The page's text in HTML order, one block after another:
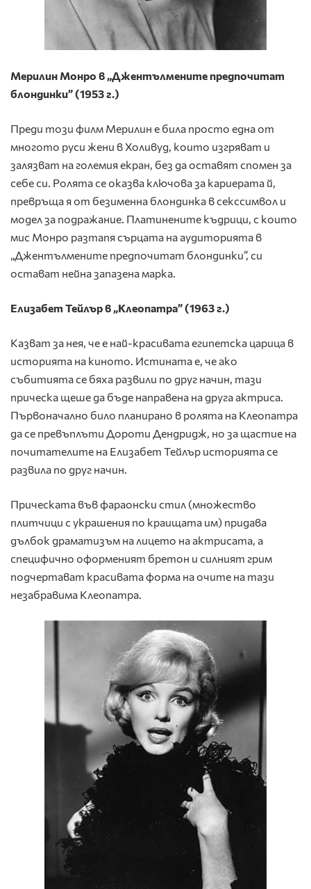
Мерилин Монро в „Джентълмените предпочитат
блондинки” (1953 г.)
Преди този филм Мерилин е била просто една от
многото руси жени в Холивуд, които изгряват и
залязват на големия екран, без да оставят спомен за
себе си. Ролята се оказва ключова за кариерата й,
превръща я от безименна блондинка в секссимвол и
модел за подражание. Платинените къдрици, с които
мис Монро разтапя сърцата на аудиторията в
„Джентълмените предпочитат блондинки”, си
остават нейна запазена марка.
Елизабет Тейлър в „Клеопатра” (1963 г.)
Казват за нея, че е най-красивата египетска царица в
историята на киното. Истината е, че ако
събитията се бяха развили по друг начин, тази
прическа щеше да бъде направена на друга актриса.
Първоначално било планирано в ролята на Клеопатра
да се превъплъти Дороти Дендридж, но за щастие на
почитателите на Елизабет Тейлър историята се
развила по друг начин.
Прическата във фараонски стил (множество
плитчици с украшения по краищата им) придава
дълбок драматизъм на лицето на актрисата, а
специфично оформеният бретон и силният грим
подчертават красивата форма на очите на тази
незабравима Клеопатра.